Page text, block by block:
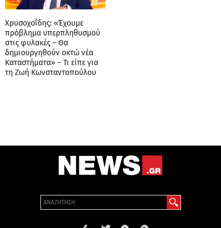
Χρυσοχοΐδης: «Έχουμε
πρόβλημα υπερπληθυσμού
στις φυλακές – Θα
δημιουργηθούν οκτώ νέα
Καταστήματα» – Τι είπε για
τη Ζωή Κωνσταντοπούλου